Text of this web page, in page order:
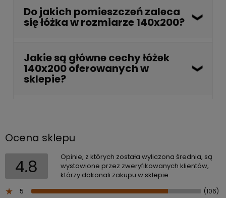
Wskazuje się, że 140x200 cm to minimalny i bardzo
popularny wymiar dla par. Uznaje się go za
wystarczający do komfortowego snu, stanowiąc
Do jakich pomieszczeń zaleca
się łóżka w rozmiarze 140x200?
Dzięki uniwersalnym proporcjom, ten wymiar z
powodzeniem sprawdza się zarówno w niedużych
sypialniach (np. w blokach), jak i w bardziej
przestronnych pokojach.
Jakie są główne cechy łóżek
140x200 oferowanych w
sklepie?
wnętrzu i zapewnieniu maksymalnego komfortu
wypoczynku.
Ocena sklepu
4.8
Opinie, z których została wyliczona średnia, są
wystawione przez zweryfikowanych klientów,
którzy dokonali zakupu w sklepie.
5
(106)